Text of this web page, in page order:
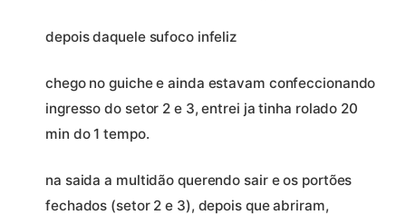
depois daquele sufoco infeliz
chego no guiche e ainda estavam confeccionando
ingresso do setor 2 e 3, entrei ja tinha rolado 20
min do 1 tempo.
na saida a multidão querendo sair e os portões
fechados (setor 2 e 3), depois que abriram,